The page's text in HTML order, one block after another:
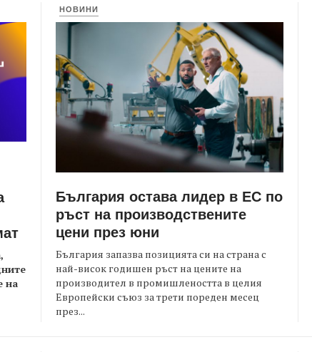
на
НОВИНИ
България остава лидер в ЕС по
ръст на производствените
цени през юни
България запазва позицията си на страна с
най-висок годишен ръст на цените на
производител в промишлеността в целия
Европейски съюз за трети пореден месец
през...